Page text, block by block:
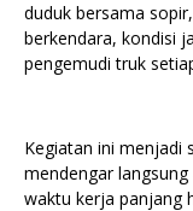
duduk bersama
berkendara, kondisi
pengemudi truk
Kegiatan ini menjadi
mendengar
waktu kerja panjang